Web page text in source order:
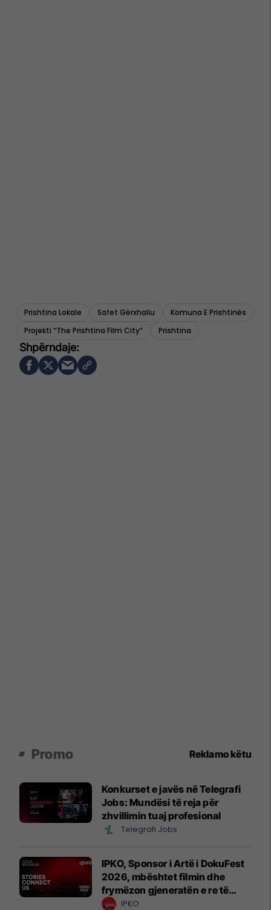
Prishtina Lokale Safet Gërxhaliu
Komuna E Prishtinës
Projekti “the Prishtina Film City”
Prishtina
Promo Reklamo këtu
Konkurset e javës në Telegrafi
Jobs: Mundësi të reja për
zhvillimin tuaj profesional
Telegrafi Jobs
IPKO, Sponsor i Artë i DokuFest
2026, mbështet filmin dhe
frymëzon gjeneratën e re të
krijuesve
IPKO